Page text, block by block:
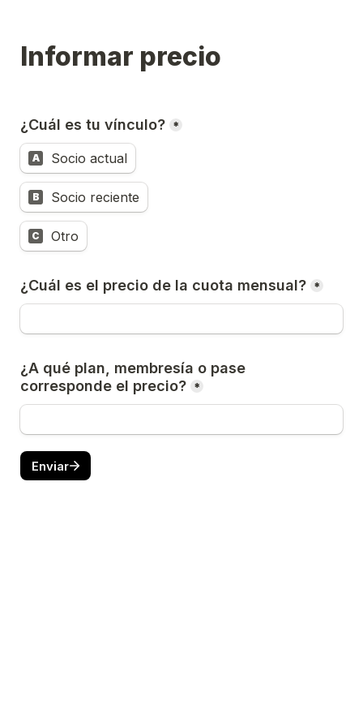
Informar precio
¿Cuál es tu vínculo? *
A Socio actual
B Socio reciente
C Otro
¿Cuál es el precio de la cuota mensual? *
¿A qué plan, membresía o pase
corresponde el precio? *
Enviar